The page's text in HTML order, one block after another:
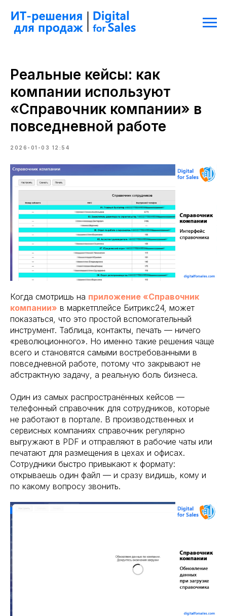
Реальные кейсы: как
компании используют
«Справочник компании» в
повседневной работе
2026-01-03 12:54
Когда смотришь на приложение «Справочник
компании» в маркетплейсе Битрикс24, может
показаться, что это простой вспомогательный
инструмент. Таблица, контакты, печать — ничего
«революционного». Но именно такие решения чаще
всего и становятся самыми востребованными в
повседневной работе, потому что закрывают не
абстрактную задачу, а реальную боль бизнеса.
Один из самых распространённых кейсов —
телефонный справочник для сотрудников, которые
не работают в портале. В производственных и
сервисных компаниях справочник регулярно
выгружают в PDF и отправляют в рабочие чаты или
печатают для размещения в цехах и офисах.
Сотрудники быстро привыкают к формату:
открываешь один файл — и сразу видишь, кому и
по какому вопросу звонить.